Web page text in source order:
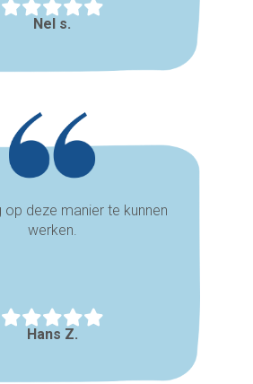
Nel s.
op deze manier te kunnen
werken.
Hans Z.